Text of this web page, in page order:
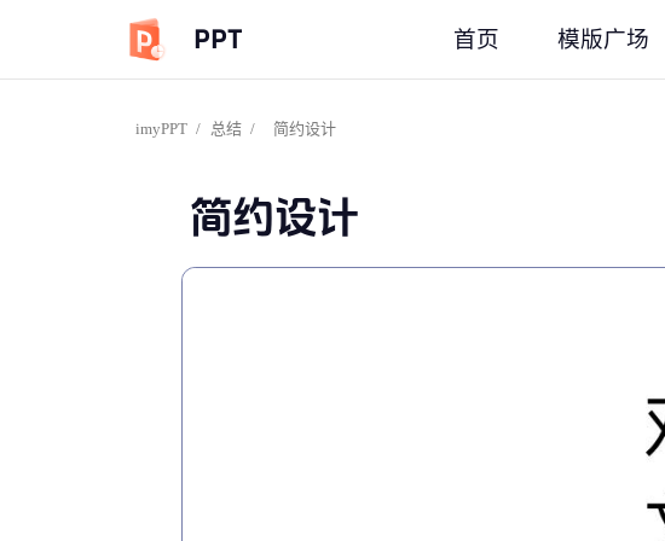
PPT 首页 模版广场
imyPPT / 总结 / 简约设计
简约设计